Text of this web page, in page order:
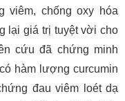
viêm, chống oxy hóa
lại giá trị tuyệt vời cho
cứu đã chứng minh
hàm lượng curcumin
đau viêm loét dạ